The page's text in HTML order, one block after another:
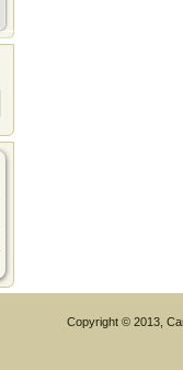
Copyright © 2013,